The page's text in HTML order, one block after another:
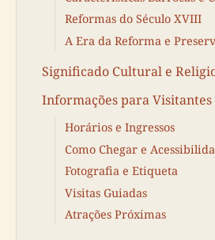
Reformas do Século XVIII
A Era da Reforma e
Significado Cultural e
Informações para Visitantes
Horários e Ingressos
Como Chegar e
Fotografia e Etiqueta
Visitas Guiadas
Atrações Próximas